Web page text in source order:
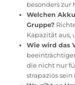
besonders zur
Welchen
Gruppe?
Kapazität aus,
Wie wird das
die nicht nur
strapaziös sein